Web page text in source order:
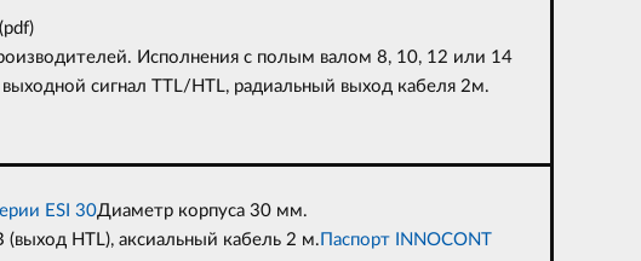
(pdf)
Исполнения с полым валом 8, 10, 12 или 14
сигнал TTL/HTL, радиальный выход кабеля 2м.
ESI 30Диаметр корпуса 30 мм.
НTL), аксиальный кабель 2 м. Паспорт INNOCONT